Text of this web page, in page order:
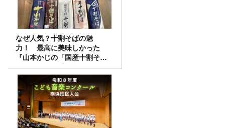
なぜ人気？十割そばの魅
力！ 最高に美味しかった
『山本かじの「国産十割そ
ば」』とは？【十割そば10種
食べ比べ】